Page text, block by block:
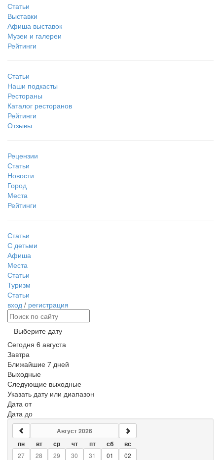
Статьи
Выставки
Афиша выставок
Музеи и галереи
Рейтинги
Статьи
Наши подкасты
Рестораны
Каталог ресторанов
Рейтинги
Отзывы
Рецензии
Статьи
Новости
Город
Места
Рейтинги
Статьи
С детьми
Афиша
Места
Статьи
Туризм
Статьи
вход / регистрация
Выберите дату
Сегодня 6 августа
Завтра
Ближайшие 7 дней
Выходные
Следующие выходные
Указать дату или диапазон
Дата от
Дата до
Август 2026
пн вт ср чт пт сб
вс
27
28 29 30 31 01
02